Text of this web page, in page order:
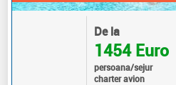
De la
1454 Euro
persoana/sejur
charter avion